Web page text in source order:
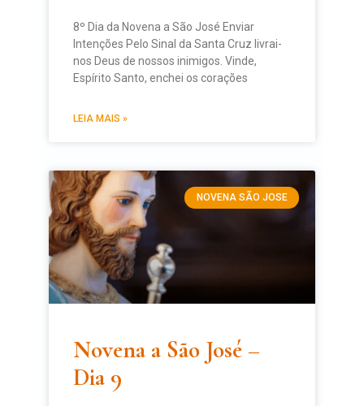
8º Dia da Novena a São José Enviar
Intenções Pelo Sinal da Santa Cruz livrai-
nos Deus de nossos inimigos. Vinde,
Espírito Santo, enchei os corações
LEIA MAIS »
NOVENA SÃO JOSE
Novena a São José –
Dia 9